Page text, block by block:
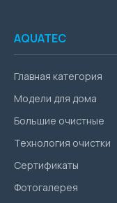
AQUATEC
Главная категория
Модели для дома
Большие очистные
Технология очистки
Сертификаты
Фотогалерея